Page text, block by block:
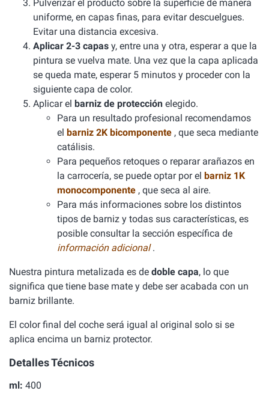
Pulverizar el producto sobre la superficie de manera
uniforme, en capas finas, para evitar descuelgues.
Evitar una distancia excesiva.
Aplicar 2-3 capas y, entre una y otra, esperar a que la
pintura se vuelva mate. Una vez que la capa aplicada
se queda mate, esperar 5 minutos y proceder con la
siguiente capa de color.
Aplicar el barniz de protección elegido.
Para un resultado profesional recomendamos
el barniz 2K bicomponente , que seca mediante
catálisis.
Para pequeños retoques o reparar arañazos en
la carrocería, se puede optar por el barniz 1K
monocomponente , que seca al aire.
Para más informaciones sobre los distintos
tipos de barniz y todas sus características, es
posible consultar la sección específica de
información adicional.
Nuestra pintura metalizada es de doble capa, lo que
significa que tiene base mate y debe ser acabada con un
barniz brillante.
El color final del coche será igual al original solo si se
aplica encima un barniz protector.
Detalles Técnicos
ml: 400